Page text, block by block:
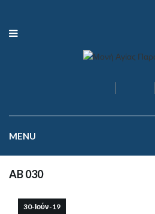
MENU
AB 030
30-Ιούν-19